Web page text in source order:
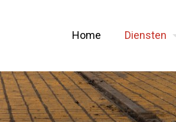
Home Diensten